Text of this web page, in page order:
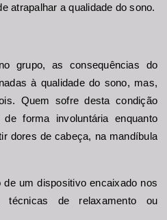
atrapalhar a qualidade do sono.
grupo, as consequências do
à qualidade do sono, mas,
Quem sofre desta condição
forma involuntária enquanto
dores de cabeça, na mandíbula
um dispositivo encaixado nos
de relaxamento ou